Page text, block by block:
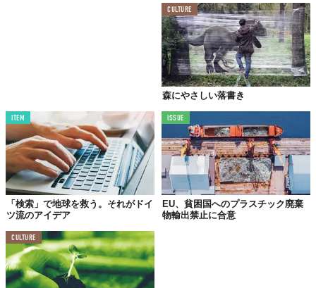
東京ドーム約52万個分
10億本の木々が織りなす緑の未来
によると、デンマークの議員らは、とある驚くべき取り組み
に合意したようです。その取り組みとは、今後20年間で10億本の
農地の10%を森林や自然の生息地に転換し、肥料の使用量
というもの。この政策により、今後100年間でデンマ
ークの風景は大きな変化を遂げることになるでしょう。
「デンマークの自然は、1864年に湿地帯が干拓されて以来の大き
な変貌を遂げることとなります」
とは、環境大臣Jeppe Bruus氏
の弁。同取り組みは農家、関わる各業界、労働組合、環境保護団
体の支持を得たものでもあり、絶大な期待を背負った政策という
こともできます。既に430億クローネ（約61億ドル）が予算とし
て確保されているんだそうで、この莫大な額の資金は今後20年間
で農家から土地を買い上げるために使われます。
世界が注目する「グリーン転換」
CULTURE
森にやさしい落書き
ITEM
「検索」で地球を救う。それがドイ
ツ流のアイデア
ISSUE
EU、貧困国へのプラスチック廃棄
物輸出禁止に合意
CULTURE